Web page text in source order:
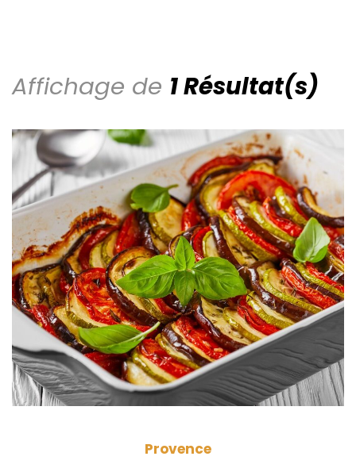
Affichage de 1 Résultat(s)
Provence